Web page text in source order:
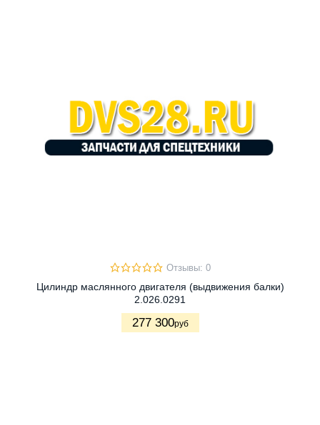
Отзывы: 0
Цилиндр маслянного двигателя (выдвижения балки)
2.026.0291
277 300руб